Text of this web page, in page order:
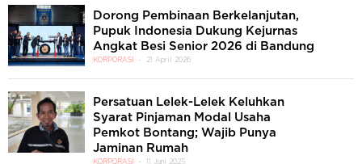
Dorong Pembinaan Berkelanjutan,
Pupuk Indonesia Dukung Kejurnas
Angkat Besi Senior 2026 di Bandung
KORPORASI 21 April 2026
Persatuan Lelek-Lelek Keluhkan
Syarat Pinjaman Modal Usaha
Pemkot Bontang; Wajib Punya
Jaminan Rumah
KORPORASI 11 Juni 2025